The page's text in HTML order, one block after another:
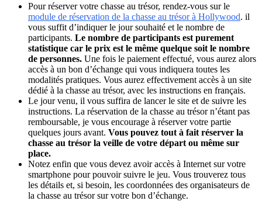
Pour réserver votre chasse au trésor, rendez-vous sur le
module de réservation de la chasse au trésor à Hollywood. il
vous suffit d’indiquer le jour souhaité et le nombre de
participants. Le nombre de participants est purement
statistique car le prix est le même quelque soit le nombre
de personnes. Une fois le paiement effectué, vous aurez alors
accès à un bon d’échange qui vous indiquera toutes les
modalités pratiques. Vous aurez effectivement accès à un site
dédié à la chasse au trésor, avec les instructions en français.
Le jour venu, il vous suffira de lancer le site et de suivre les
instructions. La réservation de la chasse au trésor n’étant pas
remboursable, je vous encourage à réserver votre partie
quelques jours avant. Vous pouvez tout à fait réserver la
chasse au trésor la veille de votre départ ou même sur
place.
Notez enfin que vous devez avoir accès à Internet sur votre
smartphone pour pouvoir suivre le jeu. Vous trouverez tous
les détails et, si besoin, les coordonnées des organisateurs de
la chasse au trésor sur votre bon d’échange.